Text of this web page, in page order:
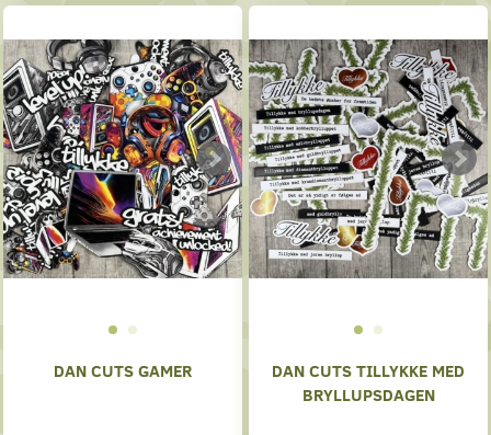
DAN CUTS GAMER
DAN CUTS TILLYKKE MED
BRYLLUPSDAGEN